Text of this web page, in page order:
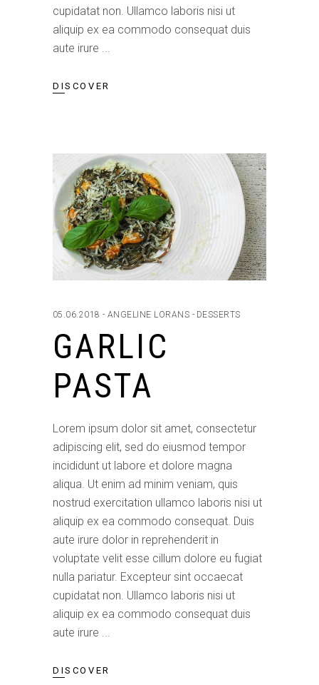
cupidatat non. Ullamco laboris nisi ut
aliquip ex ea commodo consequat duis
aute irure
DISCOVER
05.06.2018 ANGELINE LORANS DESSERTS
GARLIC
PASTA
Lorem ipsum dolor sit amet, consectetur
adipiscing elit, sed do eiusmod tempor
incididunt ut labore et dolore magna
aliqua. Ut enim ad minim veniam, quis
nostrud exercitation ullamco laboris nisi ut
aliquip ex ea commodo consequat. Duis
aute irure dolor in reprehenderit in
voluptate velit esse cillum dolore eu fugiat
nulla pariatur. Excepteur sint occaecat
cupidatat non. Ullamco laboris nisi ut
aliquip ex ea commodo consequat duis
aute irure
DISCOVER